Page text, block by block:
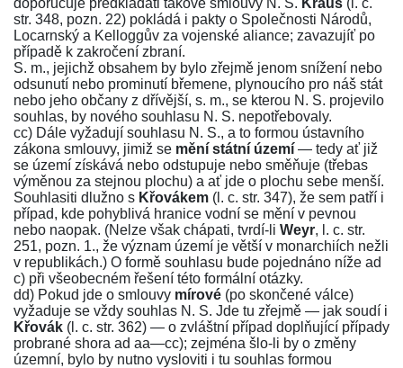
doporučuje předkládati takové smlouvy N. S. Kraus (l. c.
str. 348, pozn. 22) pokládá i pakty o Společnosti Národů,
Locarnský a Kelloggův za vojenské aliance; zavazujíť po
případě k zakročení zbraní.
S. m., jejichž obsahem by bylo zřejmě jenom snížení nebo
odsunutí nebo prominutí břemene, plynoucího pro náš stát
nebo jeho občany z dřívější, s. m., se kterou N. S. projevilo
souhlas, by nového souhlasu N. S. nepotřebovaly.
cc) Dále vyžadují souhlasu N. S., a to formou ústavního
zákona smlouvy, jimiž se mění státní území — tedy ať již
se území získává nebo odstupuje nebo směňuje (třebas
výměnou za stejnou plochu) a ať jde o plochu sebe menší.
Souhlasiti dlužno s Křovákem (l. c. str. 347), že sem patří i
případ, kde pohyblivá hranice vodní se mění v pevnou
nebo naopak. (Nelze však chápati, tvrdí-li Weyr, l. c. str.
251, pozn. 1., že význam území je větší v monarchiích nežli
v republikách.) O formě souhlasu bude pojednáno níže ad
c) při všeobecném řešení této formální otázky.
dd) Pokud jde o smlouvy mírové (po skončené válce)
vyžaduje se vždy souhlas N. S. Jde tu zřejmě — jak soudí i
Křovák (l. c. str. 362) — o zvláštní případ doplňující případy
probrané shora ad aa—cc); zejména šlo-li by o změny
územní, bylo by nutno vysloviti i tu souhlas formou